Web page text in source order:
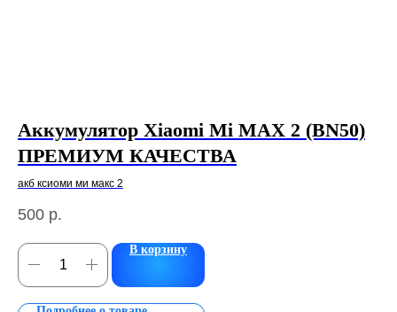
Аккумулятор Xiaomi Mi MAX 2 (BN50)
ПРЕМИУМ КАЧЕСТВА
акб ксиоми ми макс 2
500 р.
В корзину